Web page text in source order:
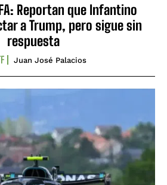
Reportan que Infantino
a Trump, pero sigue sin
respuesta
Juan José Palacios